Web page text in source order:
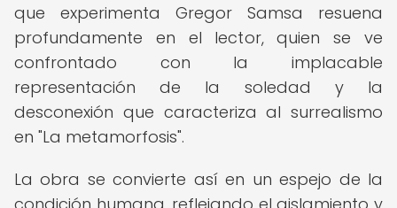
que experimenta Gregor Samsa resuena
profundamente en el lector, quien se ve
confrontado con la implacable
representación de la soledad y la
desconexión que caracteriza al surrealismo
en "La metamorfosis".
La obra se convierte así en un espejo de la